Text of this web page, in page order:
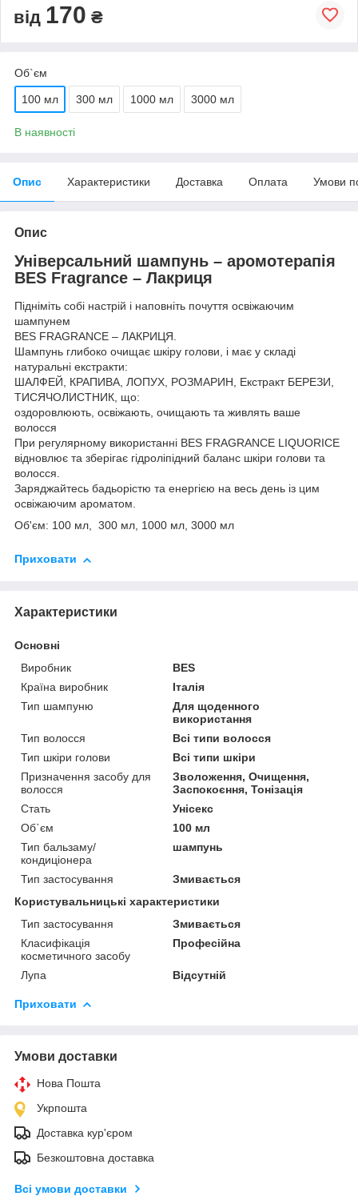
від 170 ₴
Об`єм
100 мл 300 мл 1000 мл 3000 мл
В наявності
Опис Характеристики Доставка Оплата Умови
Опис
Універсальний шампунь – аромотерапія
BES Fragrance – Лакриця
Підніміть собі настрій і наповніть почуття освіжаючим
шампунем
BES FRAGRANCE – ЛАКРИЦЯ.
Шампунь глибоко очищає шкіру голови, і має у складі
натуральні екстракти:
ШАЛФЕЙ, КРАПИВА, ЛОПУХ, РОЗМАРИН, Екстракт БЕРЕЗИ,
ТИСЯЧОЛИСТНИК, що:
оздоровлюють, освіжають, очищають та живлять ваше
волосся
При регулярному використанні BES FRAGRANCE LIQUORICE
відновлює та зберігає гідроліпідний баланс шкіри голови та
волосся.
Заряджайтесь бадьорістю та енергією на весь день із цим
освіжаючим ароматом.
Об'єм: 100 мл, 300 мл, 1000 мл, 3000 мл
Приховати
Характеристики
Основні
Виробник
BES
Країна виробник
Італія
Тип шампуню
Для щоденного
використання
Тип волосся
Всі типи волосся
Тип шкіри голови
Всі типи шкіри
Призначення засобу для
волосся
Зволоження, Очищення,
Заспокоєння, Тонізація
Стать
Унісекс
Об`єм
100 мл
Тип бальзаму/
кондиціонера
шампунь
Тип застосування
Змивається
Користувальницькі характеристики
Тип застосування
Змивається
Класифікація
косметичного засобу
Професійна
Лупа Відсутній
Приховати
Умови доставки
Нова Пошта
Укрпошта
Доставка кур'єром
Безкоштовна доставка
Всі умови доставки